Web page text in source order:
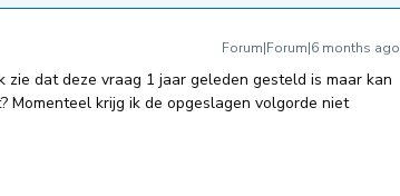
Forum|Forum|6 months ago
dat deze vraag 1 jaar geleden gesteld is maar kan
Momenteel krijg ik de opgeslagen volgorde niet